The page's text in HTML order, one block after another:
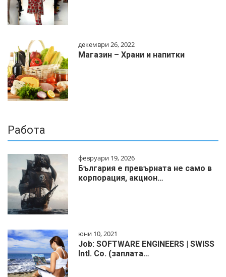
декември 26, 2022
Магазин – Храни и напитки
Работа
февруари 19, 2026
България е превърната не само в
корпорация, акцион…
юни 10, 2021
Job: SOFTWARE ENGINEERS | SWISS
Intl. Co. (заплата…